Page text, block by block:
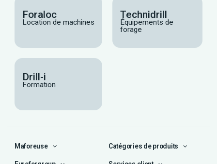
Foraloc
Location de machines
Technidrill
Équipements de
forage
Drill-i
Formation
Maforeuse Catégories de produits